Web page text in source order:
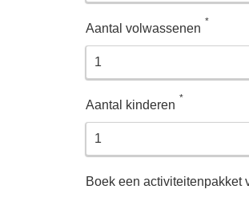
Aantal volwassenen *
Aantal kinderen *
Boek een activiteitenpakket